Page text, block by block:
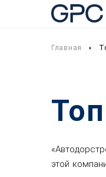
Главная
этой